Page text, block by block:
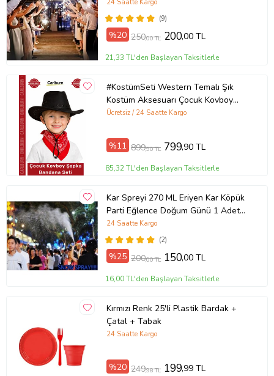
Dumansız Tel Maytap Kıvılcım1
Saçar
(9)
24 Saatte Kargo
%20 250,00 TL 200,00 TL
21,33 TL'den Başlayan Taksitlerle
#KostümSeti Western Temalı Şık
Kostüm Aksesuarı Çocuk Kovboy
Şapka Siyah Kırmızı Bandana Seti
Ücretsiz / 24 Saatte Kargo
%11 899,90 TL 799,90 TL
85,32 TL'den Başlayan Taksitlerle
Kar Spreyi 270 ML Eriyen Kar Köpük
Parti Eğlence Doğum Günü 1 Adet
(Beyaz)
(2)
24 Saatte Kargo
%25 200,00 TL 150,00 TL
16,00 TL'den Başlayan Taksitlerle
Kırmızı Renk 25'li Plastik Bardak +
Çatal + Tabak
24 Saatte Kargo
%20 249,98 TL 199,99 TL